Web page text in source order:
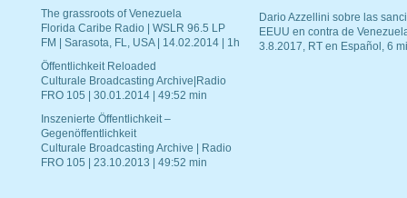
The grassroots of Venezuela
Florida Caribe Radio | WSLR 96.5 LP
FM | Sarasota, FL, USA | 14.02.2014 | 1h
Öffentlichkeit Reloaded
Culturale Broadcasting Archive|Radio
FRO 105 | 30.01.2014 | 49:52 min
Inszenierte Öffentlichkeit –
Gegenöffentlichkeit
Culturale Broadcasting Archive | Radio
FRO 105 | 23.10.2013 | 49:52 min
Dario Azzellini sobre las
EEUU en contra de
3.8.2017, RT en Español, 6